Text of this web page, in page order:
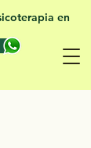
en